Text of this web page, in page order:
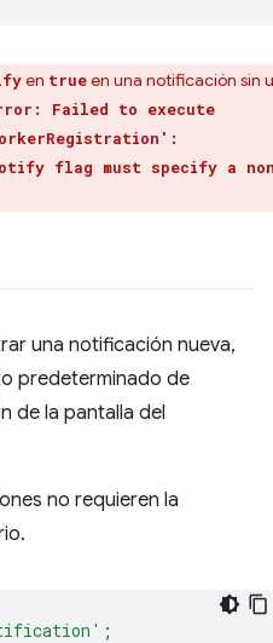
en trueen una notificación sin
Failed to execute
flag must specify a
una notificación nueva,
predeterminado de
de la pantalla del
no requieren la
;